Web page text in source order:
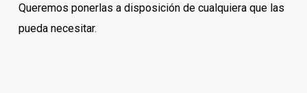
Queremos ponerlas a disposición de cualquiera que las
pueda necesitar.